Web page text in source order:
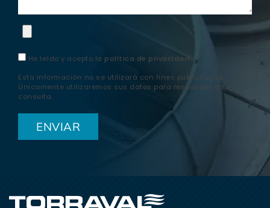
He leído y acepto la política de privacidad
Esta información no se utilizará con fines publicitarios.
Únicamente utilizaremos sus datos para responder a su
consulta.